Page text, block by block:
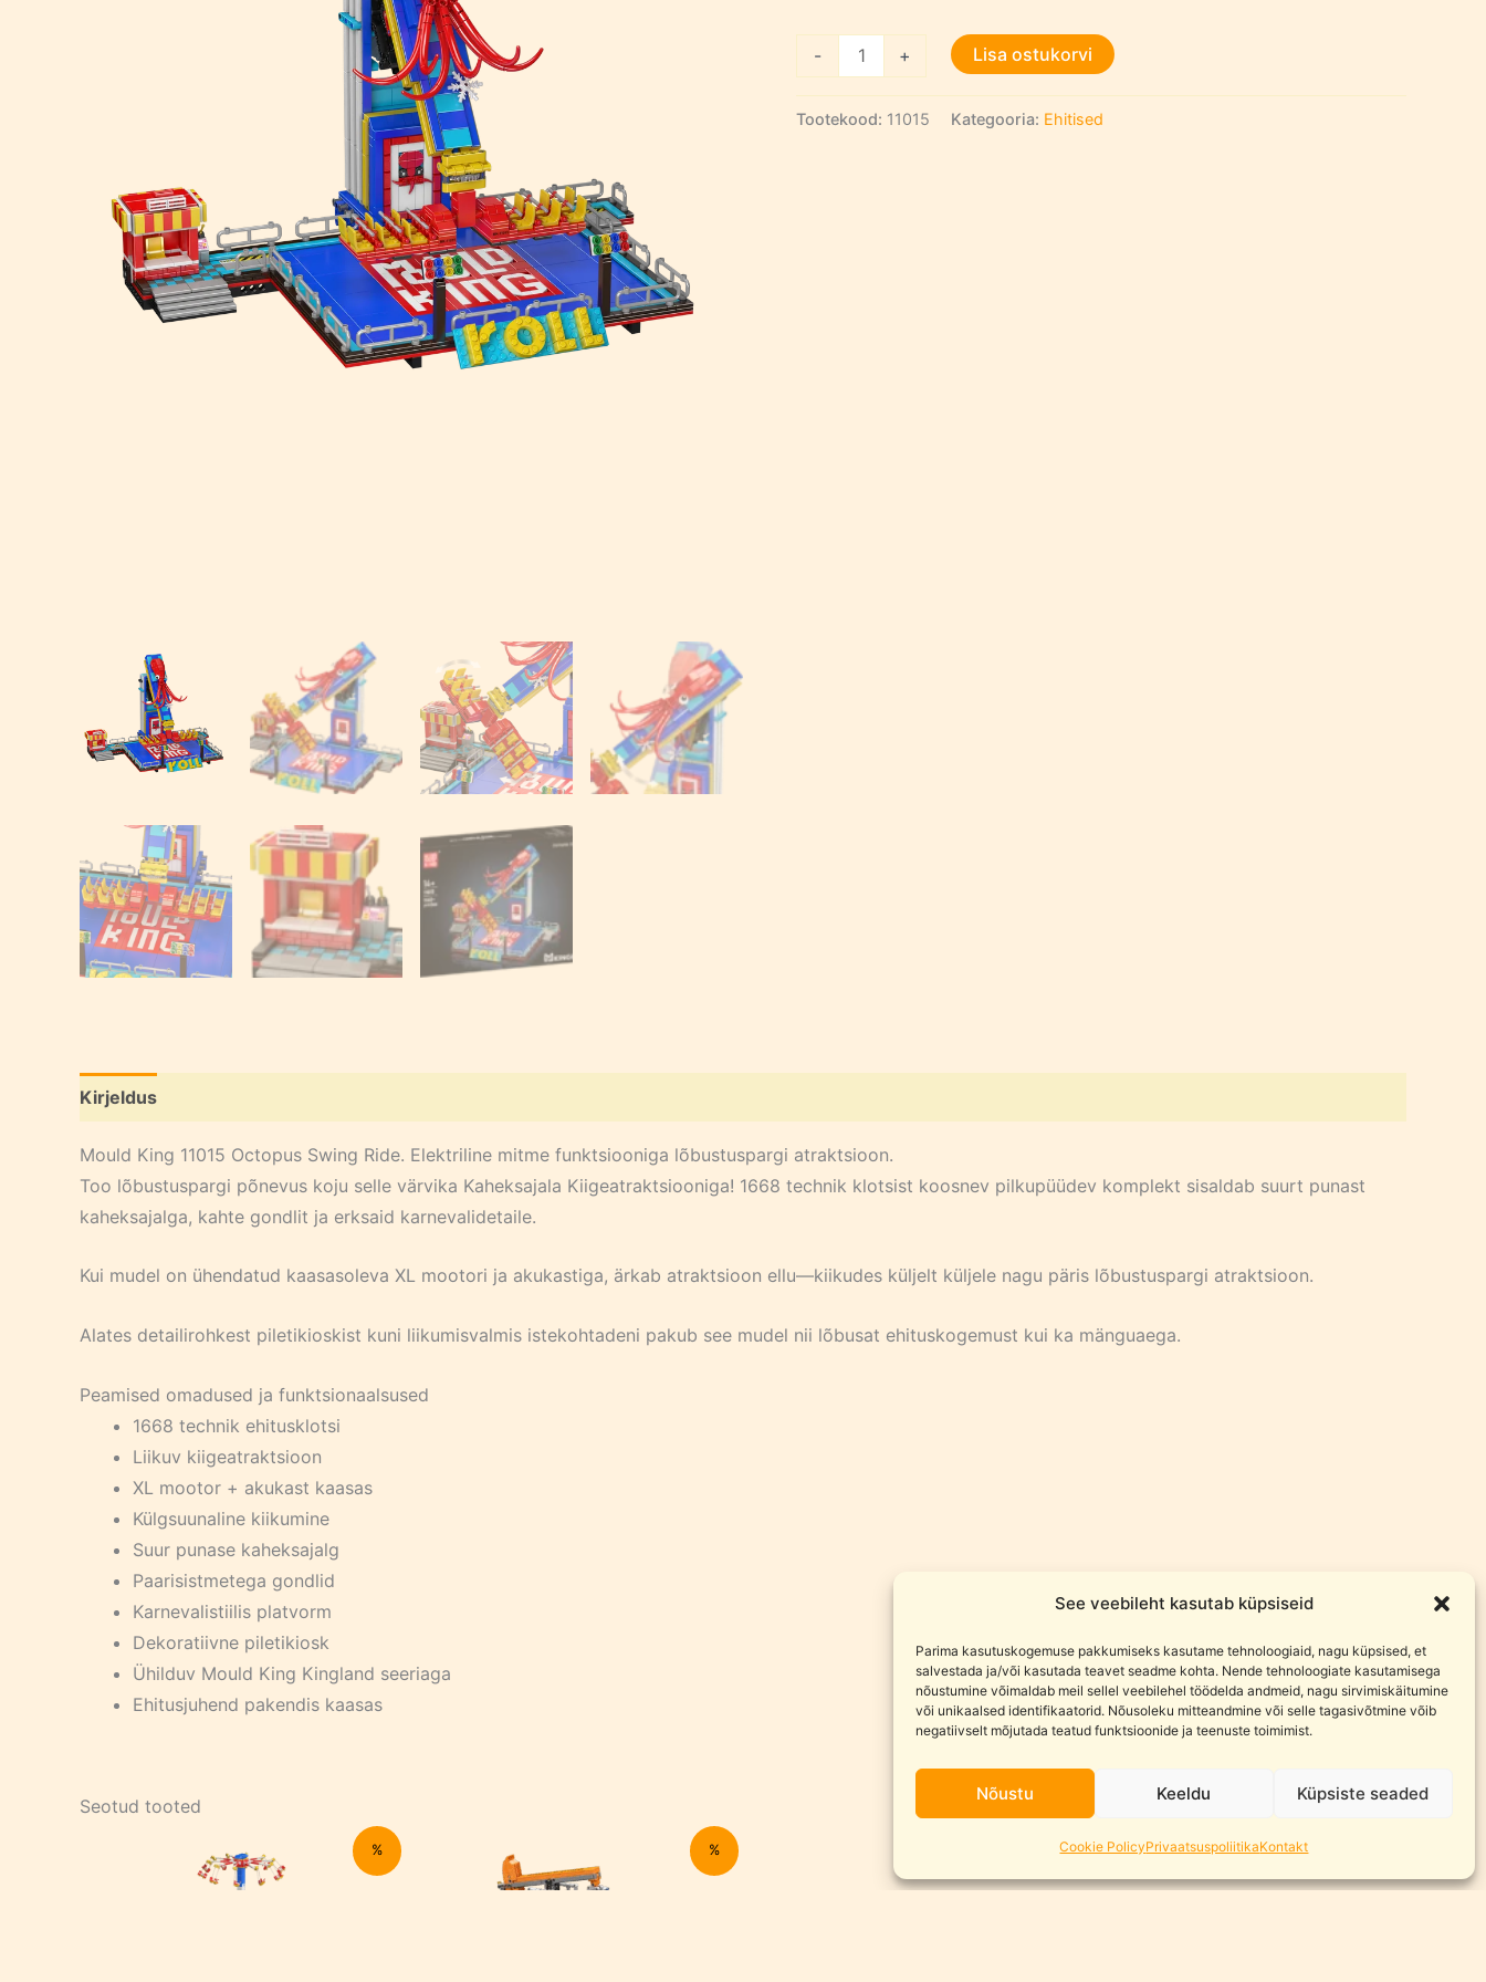
See veebileht kasutab küpsiseid
Parima kasutuskogemuse pakkumiseks kasutame tehnoloogiaid, nagu küpsised, et
salvestada ja/või kasutada teavet seadme kohta. Nende tehnoloogiate kasutamisega
nõustumine võimaldab meil sellel veebilehel töödelda andmeid, nagu sirvimiskäitumine
või unikaalsed identifikaatorid. Nõusoleku mitteandmine või selle tagasivõtmine võib
negatiivselt mõjutada teatud funktsioonide ja teenuste toimimist.
Nõustu Keeldu Küpsiste seaded
Cookie PolicyPrivaatsuspoliitikaKontakt
-
Octopus
Ride
+ Lisa ostukorvi
Tootekood: 11015 Kategooria: Ehitised
Kirjeldus
Mould King 11015 Octopus Swing Ride. Elektriline mitme funktsiooniga lõbustuspargi atraktsioon.
Too lõbustuspargi põnevus koju selle värvika Kaheksajala Kiigeatraktsiooniga! 1668 technik klotsist koosnev pilkupüüdev komplekt sisaldab suurt punast
kaheksajalga, kahte gondlit ja erksaid karnevalidetaile.
Kui mudel on ühendatud kaasasoleva XL mootori ja akukastiga, ärkab atraktsioon ellu—kiikudes küljelt küljele nagu päris lõbustuspargi atraktsioon.
Alates detailirohkest piletikioskist kuni liikumisvalmis istekohtadeni pakub see mudel nii lõbusat ehituskogemust kui ka mänguaega.
Peamised omadused ja funktsionaalsused
1668 technik ehitusklotsi
Liikuv kiigeatraktsioon
XL mootor + akukast kaasas
Külgsuunaline kiikumine
Suur punase kaheksajalg
Paarisistmetega gondlid
Karnevalistiilis platvorm
Dekoratiivne piletikiosk
Ühilduv Mould King Kingland seeriaga
Ehitusjuhend pakendis kaasas
Seotud tooted
% %